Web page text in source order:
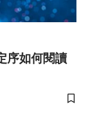
序如何閱讀
儲